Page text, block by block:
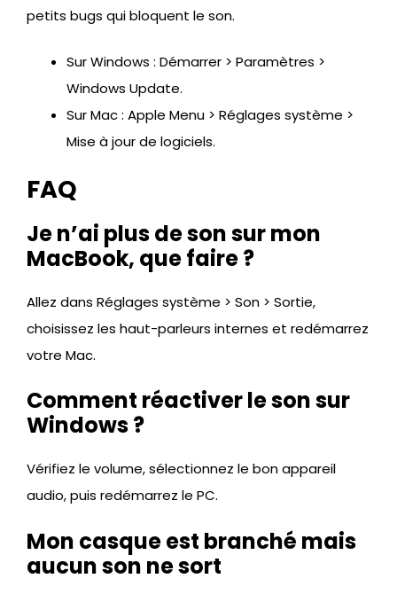
petits bugs qui bloquent le son.
Sur Windows : Démarrer > Paramètres >
Windows Update.
Sur Mac : Apple Menu > Réglages système >
Mise à jour de logiciels.
FAQ
Je n’ai plus de son sur mon
MacBook, que faire ?
Allez dans Réglages système > Son > Sortie,
choisissez les haut-parleurs internes et redémarrez
votre Mac.
Comment réactiver le son sur
Windows ?
Vérifiez le volume, sélectionnez le bon appareil
audio, puis redémarrez le PC.
Mon casque est branché mais
aucun son ne sort